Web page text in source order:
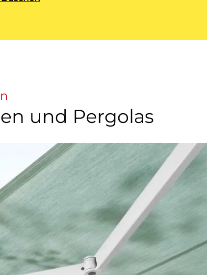
und Pergolas